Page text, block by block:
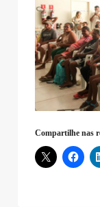
Compartilhe nas